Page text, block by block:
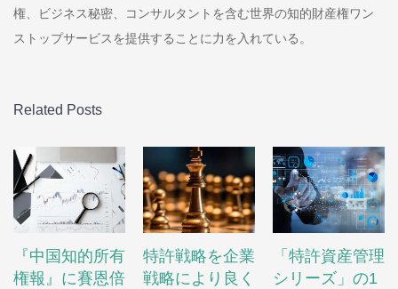
権、ビジネス秘密、コンサルタントを含む世界の知的財産権ワン
ストップサービスを提供することに力を入れている。
Related Posts
『中国知的所有
権報』に賽恩倍
特許戦略を企業
戦略により良く
「特許資産管理
シリーズ」の1